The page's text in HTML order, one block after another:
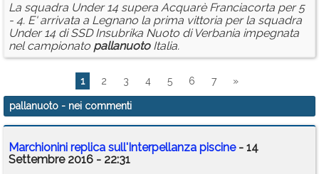
La squadra Under 14 supera Acquarè Franciacorta per 5
- 4. E' arrivata a Legnano la prima vittoria per la squadra
Under 14 di SSD Insubrika Nuoto di Verbania impegnata
nel campionato pallanuotoItalia.
1 2 3 4 5 6 7 »
pallanuoto - nei commenti
Marchionini replica sull'Interpellanza piscine- 14
Settembre 2016 - 22:31